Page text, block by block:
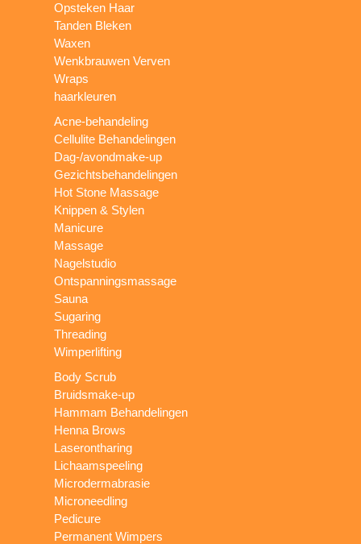
Opsteken Haar
Tanden Bleken
Waxen
Wenkbrauwen Verven
Wraps
haarkleuren
Acne-behandeling
Cellulite Behandelingen
Dag-/avondmake-up
Gezichtsbehandelingen
Hot Stone Massage
Knippen & Stylen
Manicure
Massage
Nagelstudio
Ontspanningsmassage
Sauna
Sugaring
Threading
Wimperlifting
Body Scrub
Bruidsmake-up
Hammam Behandelingen
Henna Brows
Laserontharing
Lichaamspeeling
Microdermabrasie
Microneedling
Pedicure
Permanent Wimpers